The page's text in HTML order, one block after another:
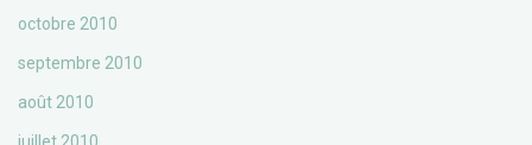
octobre 2010
septembre 2010
août 2010